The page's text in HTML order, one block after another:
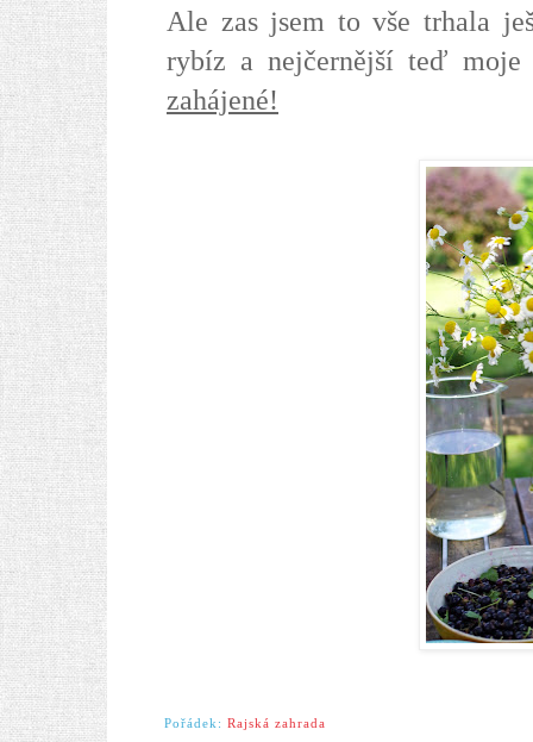
Ale zas jsem to vše trhala
rybíz a nejčernější teď
zahájené!
Pořádek: Rajská zahrada